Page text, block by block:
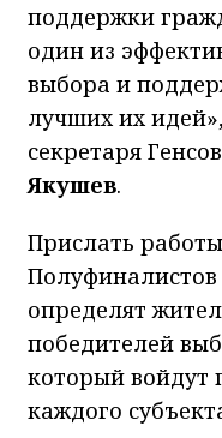
поддержки
один из
выбора и
лучших их
секретаря
Якушев.
Прислать
определят
победителей
который войдут
каждого